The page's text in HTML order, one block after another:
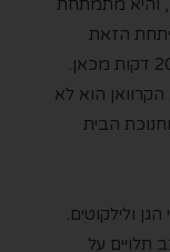
הזאת
רחוקה מהמזרן הרגיל והנוח שלה בבית, 20 דקות מכאן.
הוא לא
הבית
ולילקוטים.
על